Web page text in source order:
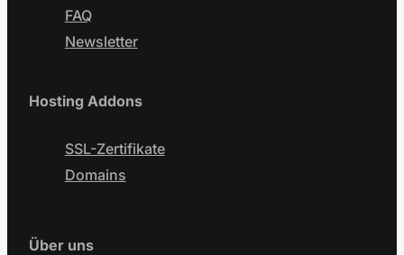
FAQ
Newsletter
Hosting Addons
SSL-Zertifikate
Domains
Über uns